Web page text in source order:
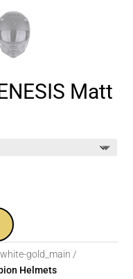
Matt
gold_main
Helmets